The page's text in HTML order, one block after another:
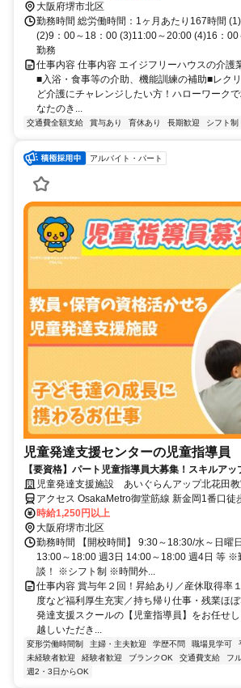
大阪府堺市北区
勤務時間 総労働時間：1ヶ月あたり167時間
(2)9：00～18：00 (3)11:00～20:00 (4)16：
勤務
仕事内容 仕事内容 エイジフリーハウスの介護
■入浴・食事等の介助、機能訓練の補助■レク
ど介護にチャレンジしたい方！ハローワーク
なたのき...
交通費全額支給 賞与あり 育休あり 長期歓迎 シフト制
アルバイト・パート
児童発達支援センターの児童指導員
【要資格】パート児童指導員大募集！スキルア
て働ける環境充実★資格を活かしてみませんか？
児童発達支援施設 あいぐらんアップ北花田
アクセス OsakaMetro御堂筋線 新金岡1番口徒
御堂筋線 北花田4番口徒歩約10分、ＪＲ阪和線
22分
時給1,250円以上
大阪府堺市北区
勤務時間 【開校時間】 9:30～18:30/水～日曜
13:00～18:00 週3日 14:00～18:00 週4日 等 ※
談！ ※シフト制 ※時間外...
仕事内容 賞与年２回！昇給あり／産休取得率
度など福利厚生充実／持ち帰り仕事・残業ほ
発達支援スクールの【児童指導員】をお任せ
越しいただき...
変形労働時間制 主婦・主夫歓迎 学歴不問 職場見学可
未経験者歓迎
経験者歓迎 ブランクOK 交通費支給
フ
週2・3日からOK